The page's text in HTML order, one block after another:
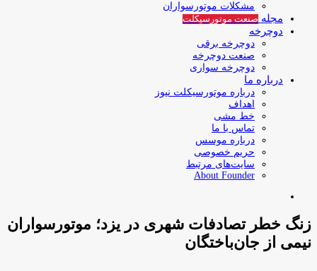
مشکلات موتورسواران
مجله صنعت موتورسیکلت
دوچرخه
دوچرخه برقی
صنعت دوچرخه
دوچرخه سواری
درباره ما
درباره موتورسیکلت نیوز
اهداف
خط مشی
تماس با ما
درباره موسس
حریم خصوصی
سایت‌های مرتبط
About Founder
زنگ خطر تصادفات شهری در یزد؛ موتورسواران
نیمی از جان‌باختگان